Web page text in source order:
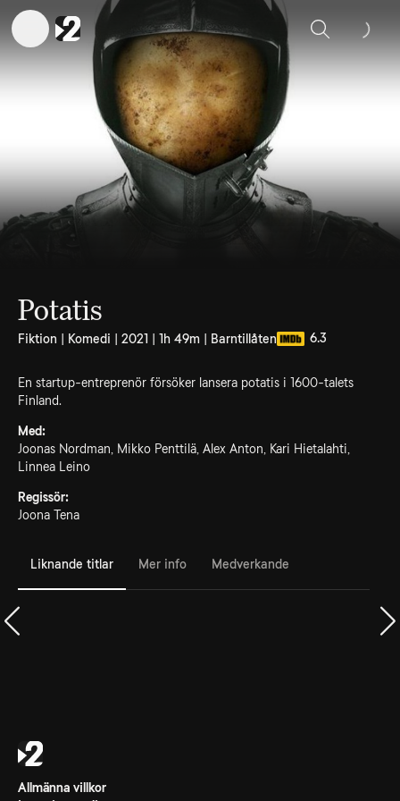
Sök
Potatis
Fiktion | Komedi | 2021 | 1h 49m | Barntillåten 6.3
En startup-entreprenör försöker lansera potatis i 1600-talets
Finland.
Med:
Joonas Nordman, Mikko Penttilä, Alex Anton, Kari Hietalahti,
Linnea Leino
Regissör:
Joona Tena
Liknande titlar Mer info Medverkande
Allmänna villkor